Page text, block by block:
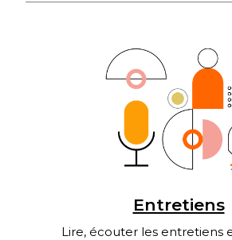
Entretiens
Lire, écouter les entretiens